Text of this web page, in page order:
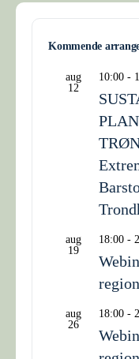
Kommende
aug
12
10:00 -
aug
19
18:00 -
aug
26
18:00 -